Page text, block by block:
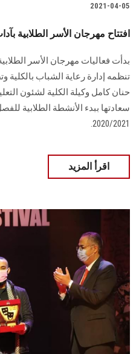
2021-04-05
افتتاح مهرجان الأسر الطلابية
بدأت فعاليات مهرجان الأسر
تنظمه إدارة رعاية الشباب بالكلية
حنان كامل وكيلة الكلية لشئون
سعادتها ببدء الأنشطة الطلابية
2020/2021.
اقرأ المزيد